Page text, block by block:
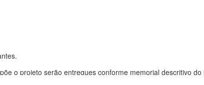
o projeto serão entregues conforme memorial descritivo